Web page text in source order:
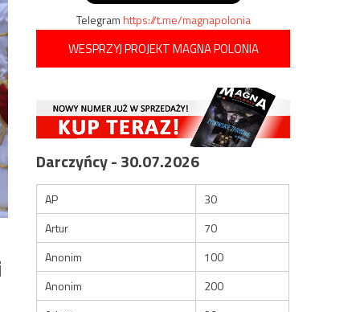
Telegramhttps://t.me/magnapolonia
WESPRZYJ PROJEKT MAGNA POLONIA
Darczyńcy - 30.07.2026
AP
30
Artur
70
Anonim
100
Anonim
200